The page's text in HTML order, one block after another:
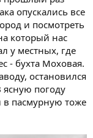
опускались все
и посмотреть
который нас
у местных, где
- бухта Моховая.
остановился
погоду
в пасмурную тоже